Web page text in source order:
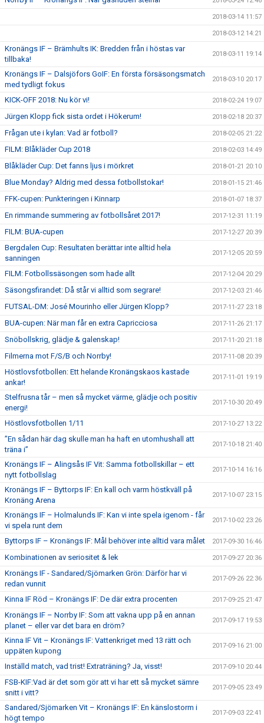
2018-03-14 11:57
2018-03-12 14:21
Kronängs IF – Brämhults IK: Bredden från i höstas var
tillbaka!
2018-03-11 19:14
Kronängs IF – Dalsjöfors GoIF: En första försäsongsmatch
med tydligt fokus
2018-03-10 20:17
KICK-OFF 2018: Nu kör vi! 2018-02-24 19:07
Jürgen Klopp fick sista ordet i Hökerum! 2018-02-18 20:37
Frågan ute i kylan: Vad är fotboll? 2018-02-05 21:22
FILM: Blåkläder Cup 2018 2018-02-03 14:49
Blåkläder Cup: Det fanns ljus i mörkret 2018-01-21 20:10
Blue Monday? Aldrig med dessa fotbollstokar! 2018-01-15 21:46
FFK-cupen: Punkteringen i Kinnarp 2018-01-07 18:37
En rimmande summering av fotbollsåret 2017! 2017-12-31 11:19
FILM: BUA-cupen 2017-12-27 20:39
Bergdalen Cup: Resultaten berättar inte alltid hela
sanningen
2017-12-05 20:59
FILM: Fotbollssäsongen som hade allt 2017-12-04 20:29
Säsongsfirandet: Då står vi alltid som segrare! 2017-12-03 21:46
FUTSAL-DM: José Mourinho eller Jürgen Klopp? 2017-11-27 23:18
BUA-cupen: När man får en extra Capricciosa 2017-11-26 21:17
Snöbollskrig, glädje & galenskap! 2017-11-20 21:18
Filmerna mot F/S/B och Norrby! 2017-11-08 20:39
Höstlovsfotbollen: Ett helande Kronängskaos kastade
ankar!
2017-11-01 19:19
Stelfrusna tår – men så mycket värme, glädje och positiv
energi!
2017-10-30 20:49
Höstlovsfotbollen 1/11 2017-10-27 13:22
”En sådan här dag skulle man ha haft en utomhushall att
träna i”
2017-10-18 21:40
Kronängs IF – Alingsås IF Vit: Samma fotbollskillar – ett
nytt fotbollslag
2017-10-14 16:16
Kronängs IF – Byttorps IF: En kall och varm höstkväll på
Kronäng Arena
2017-10-07 23:15
Kronängs IF – Holmalunds IF: Kan vi inte spela igenom - får
vi spela runt dem
2017-10-02 23:26
Byttorps IF – Kronängs IF: Mål behöver inte alltid vara målet 2017-09-30 16:46
Kombinationen av seriositet & lek 2017-09-27 20:36
Kronängs IF - Sandared/Sjömarken Grön: Därför har vi
redan vunnit
2017-09-26 22:36
Kinna IF Röd – Kronängs IF: De där extra procenten 2017-09-25 21:47
Kronängs IF – Norrby IF: Som att vakna upp på en annan
planet – eller var det bara en dröm?
2017-09-17 19:53
Kinna IF Vit – Kronängs IF: Vattenkriget med 13 rätt och
uppäten kupong
2017-09-16 21:00
Inställd match, vad trist! Extraträning? Ja, visst! 2017-09-10 20:44
FSB-KIF:Vad är det som gör att vi har ett så mycket sämre
snitt i vitt?
2017-09-05 23:49
Sandared/Sjömarken Vit – Kronängs IF: En känslostorm i
högt tempo
2017-09-03 22:41